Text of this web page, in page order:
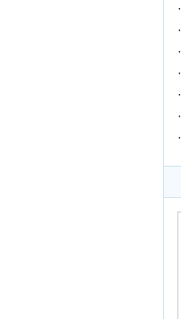
·
·
·
·
·
·
·